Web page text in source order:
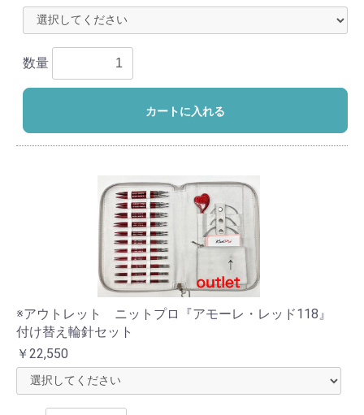
数量
カートに入れる
※アウトレット ニットプロ『アモーレ・レッド118』
付け替え輪針セット
￥22,550